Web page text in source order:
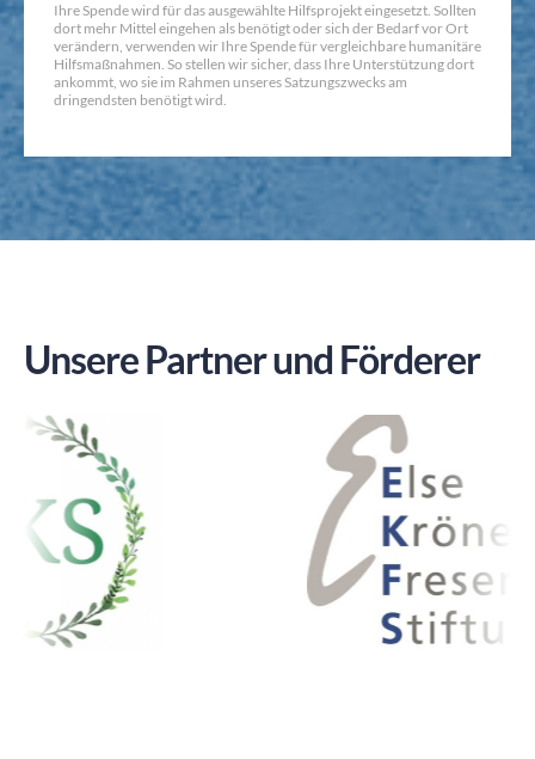
Ihre Spende wird für das ausgewählte Hilfsprojekt eingesetzt. Sollten
dort mehr Mittel eingehen als benötigt oder sich der Bedarf vor Ort
verändern, verwenden wir Ihre Spende für vergleichbare humanitäre
Hilfsmaßnahmen. So stellen wir sicher, dass Ihre Unterstützung dort
ankommt, wo sie im Rahmen unseres Satzungszwecks am
dringendsten benötigt wird.
Unsere Partner und Förderer